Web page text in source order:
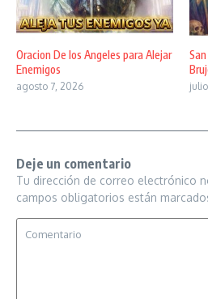
Oracion De los Angeles para Alejar
Enemigos
agosto 7, 2026
Deje un comentario
Tu dirección de correo electrónico
campos obligatorios están